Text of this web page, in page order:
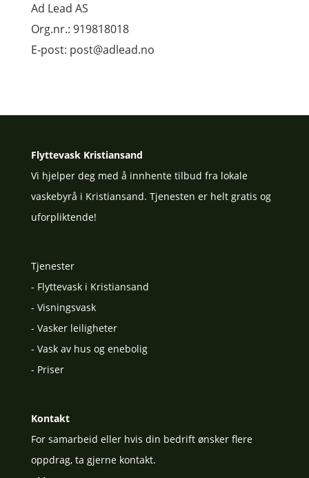
Ad Lead AS
Org.nr.: 919818018
E‑post: post@adlead.no
Flyttevask Kristiansand
Vi hjelper deg med å innhente tilbud fra lokale
vaskebyrå i Kristiansand. Tjenesten er helt gratis og
uforpliktende!
Tjenester
- Flyttevask i Kristiansand
- Visningsvask
- Vasker leiligheter
- Vask av hus og enebolig
- Priser
Kontakt
For samarbeid eller hvis din bedrift ønsker flere
oppdrag, ta gjerne kontakt.